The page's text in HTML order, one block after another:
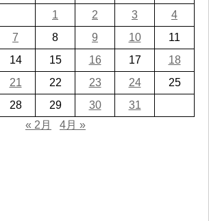
1
2 3
4
7 8 9 10
11
14 15 16 17
18
21 22 23 24
25
28 29 30
31
« 2月
4月 »